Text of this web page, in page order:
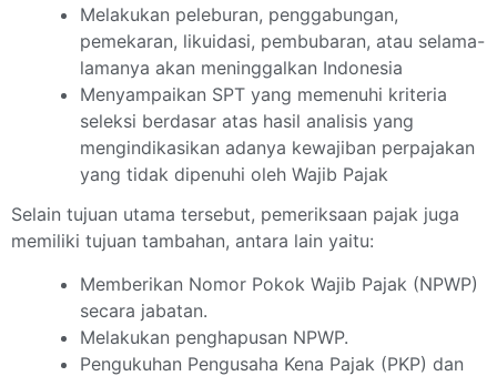
Melakukan peleburan, penggabungan,
pemekaran, likuidasi, pembubaran, atau selama-
lamanya akan meninggalkan Indonesia
Menyampaikan SPT yang memenuhi kriteria
seleksi berdasar atas hasil analisis yang
mengindikasikan adanya kewajiban perpajakan
yang tidak dipenuhi oleh Wajib Pajak
Selain tujuan utama tersebut, pemeriksaan pajak juga
memiliki tujuan tambahan, antara lain yaitu:
Memberikan Nomor Pokok Wajib Pajak (NPWP)
secara jabatan.
Melakukan penghapusan NPWP.
Pengukuhan Pengusaha Kena Pajak (PKP) dan